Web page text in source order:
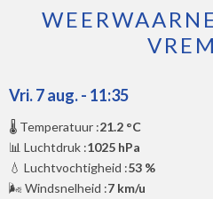
Vri. 7 aug. - 11:35
🌡️ Temperatuur :21.2 °C
📊 Luchtdruk :1025 hPa
💧 Luchtvochtigheid :53 %
🌬️ Windsnelheid :7 km/u